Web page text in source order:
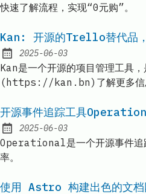
快速了解流程，实现“0元购”。
Kan: 开源的Trello替代品，
Published:
2025-06-03
Kan是一个开源的项目管理工具
(https://kan.bn)了解更多信
开源事件追踪工具
Published:
2025-06-03
Operational是一个开源事件追踪
率。
使用 Astro 构建出色的文